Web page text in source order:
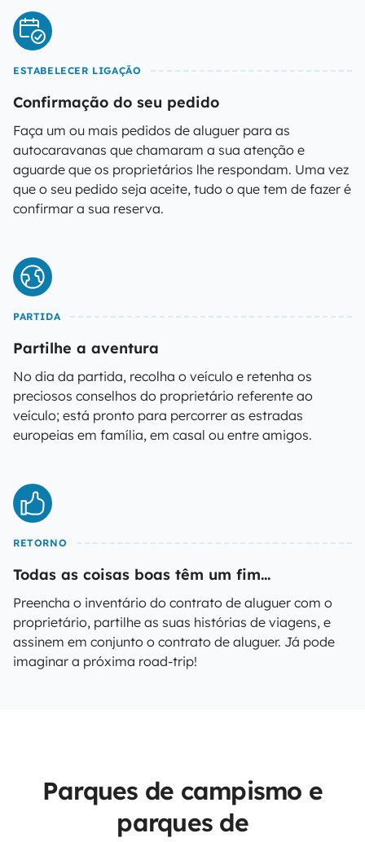
ESTABELECER LIGAÇÃO
Confirmação do seu pedido
Faça um ou mais pedidos de aluguer para as
autocaravanas que chamaram a sua atenção e
aguarde que os proprietários lhe respondam. Uma vez
que o seu pedido seja aceite, tudo o que tem de fazer é
confirmar a sua reserva.
PARTIDA
Partilhe a aventura
No dia da partida, recolha o veículo e retenha os
preciosos conselhos do proprietário referente ao
veículo; está pronto para percorrer as estradas
europeias em família, em casal ou entre amigos.
RETORNO
Todas as coisas boas têm um fim...
Preencha o inventário do contrato de aluguer com o
proprietário, partilhe as suas histórias de viagens, e
assinem em conjunto o contrato de aluguer. Já pode
imaginar a próxima road-trip!
Parques de campismo e
parques de